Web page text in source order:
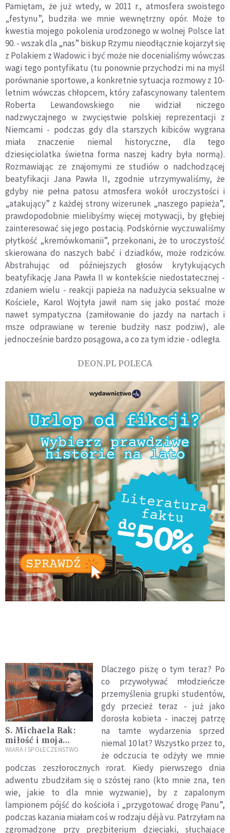
Pamiętam, że już wtedy, w 2011 r., atmosfera swoistego
„festynu”, budziła we mnie wewnętrzny opór. Może to
kwestia mojego pokolenia urodzonego w wolnej Polsce lat
90. - wszak dla „nas” biskup Rzymu nieodłącznie kojarzył się
z Polakiem z Wadowic i być może nie docenialiśmy wówczas
wagi tego pontyfikatu (tu ponownie przychodzi mi na myśl
porównanie sportowe, a konkretnie sytuacja rozmowy z 10-
letnim wówczas chłopcem, który zafascynowany talentem
Roberta Lewandowskiego nie widział niczego
nadzwyczajnego w zwycięstwie polskiej reprezentacji z
Niemcami - podczas gdy dla starszych kibiców wygrana
miała znaczenie niemal historyczne, dla tego
dziesięciolatka świetna forma naszej kadry była normą).
Rozmawiając ze znajomymi ze studiów o nadchodzącej
beatyfikacji Jana Pawła II, zgodnie utrzymywaliśmy, że
gdyby nie pełna patosu atmosfera wokół uroczystości i
„atakujący” z każdej strony wizerunek „naszego papieża”,
prawdopodobnie mielibyśmy więcej motywacji, by głębiej
zainteresować się jego postacią. Podskórnie wyczuwaliśmy
płytkość „kremówkomanii”, przekonani, że to uroczystość
skierowana do naszych babć i dziadków, może rodziców.
Abstrahując od późniejszych głosów krytykujących
beatyfikację Jana Pawła II w kontekście niedostatecznej -
zdaniem wielu - reakcji papieża na nadużycia seksualne w
Kościele, Karol Wojtyła jawił nam się jako postać może
nawet sympatyczna (zamiłowanie do jazdy na nartach i
msze odprawiane w terenie budziły nasz podziw), ale
jednocześnie bardzo posągowa, a co za tym idzie - odległa.
DEON.PL POLECA
S. Michaela Rak:
miłość i moja
świętość jest
każdy kryzys
WIARA I SPOŁECZEŃSTWO
Dlaczego piszę o tym teraz? Po
co przywoływać młodzieńcze
przemyślenia grupki studentów,
gdy przecież teraz - już jako
dorosła kobieta - inaczej patrzę
na tamte wydarzenia sprzed
niemal 10 lat? Wszystko przez to,
że odczucia te odżyły we mnie
podczas zeszłorocznych rorat. Kiedy pierwszego dnia
adwentu zbudziłam się o szóstej rano (kto mnie zna, ten
wie, jakie to dla mnie wyzwanie), by z zapalonym
lampionem pójść do kościoła i „przygotować drogę Panu”,
podczas kazania miałam coś w rodzaju déjàvu. Patrzyłam na
zgromadzone przy prezbiterium dzieciaki, słuchające